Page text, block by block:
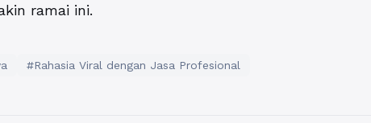
ramai ini.
#Rahasia Viral dengan Jasa Profesional